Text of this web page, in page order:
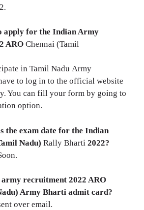
apply for the Indian Army
ARO Chennai (Tamil
in Tamil Nadu Army
to log in to the official website
You can fill your form by going to
option.
the exam date for the Indian
Nadu) Rally Bharti 2022?
recruitment 2022 ARO
Army Bharti admit card?
over email.